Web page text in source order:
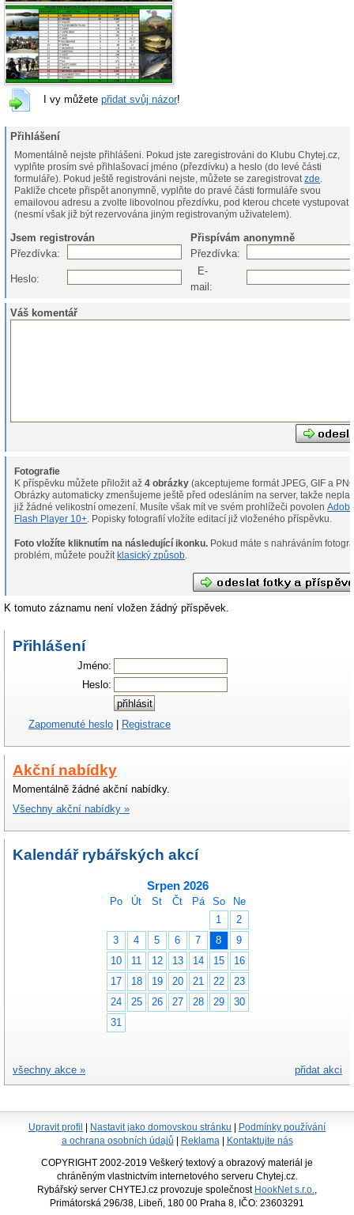
I vy můžete přidat svůj názor!
Přihlášení
Momentálně nejste přihlášeni. Pokud jste zaregistrováni do Klubu Chytej.cz,
vyplňte prosím své přihlašovací jméno (přezdívku) a heslo (do levé části
formuláře). Pokud ještě registrováni nejste, můžete se zaregistrovatzde.
Pakliže chcete přispět anonymně, vyplňte do pravé části formuláře svou
emailovou adresu a zvolte libovolnou přezdívku, pod kterou chcete vystupovat
(nesmí však již být rezervována jiným registrovaným uživatelem).
Jsem registrován
Přispívám anonymně
Přezdívka:
Přezdívka:
Heslo:
E-
mail:
Váš komentář
Fotografie
K příspěvku můžete přiložit až4 obrázky (akceptujeme formát JPEG, GIF a
Obrázky automaticky zmenšujeme ještě před odesláním na server, takže
již žádné velikostní omezení. Musíte však mít ve svém prohlížeči povolen
Flash Player 10+ . Popisky fotografií vložíte editací již vloženého příspěvku.
Foto vložíte kliknutím na následující ikonku.
problém, můžete použít klasický způsob.
K tomuto záznamu není vložen žádný příspěvek.
Přihlášení
Jméno:
Heslo:
Zapomenuté heslo Registrace
Akční nabídky
Momentálně žádné akční nabídky.
Všechny akční nabídky »
Kalendář rybářských akcí
Srpen 2026
Po Út St Čt Pá So
Ne
1
2
3
4 5 6 7 8
9
10
11 12 13 14 15
16
17
18 19 20 21 22
23
24
25 26 27 28 29
30
31
přidat akci
všechny akce »
Upravit profil Nastavit jako domovskou stránku
Podmínky používání
a ochrana osobních údajů
Reklama Kontaktujte nás
COPYRIGHT 2002-2019 Veškerý textový a obrazový materiál je
chráněným vlastnictvím internetového serveru Chytej.cz.
Rybářský server CHYTEJ.cz provozuje společnost HookNet s.r.o.
Primátorská 296/38, Libeň, 180 00 Praha 8, IČO: 23603291